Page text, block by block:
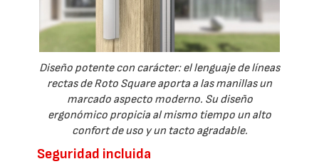
Diseño potente con carácter: el lenguaje de líneas
rectas de Roto Square aporta a las manillas un
marcado aspecto moderno. Su diseño
ergonómico propicia al mismo tiempo un alto
confort de uso y un tacto agradable.
Seguridad incluida